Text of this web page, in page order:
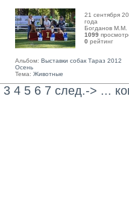
21 сентября
года
Богданов М.М.
1099
0 рейтинг
Альбом: Выставки собак Тараз 2012
Осень
Тема: Животные
3 4 5 6 7 след.-> ...